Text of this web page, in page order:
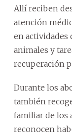
Allí reciben
atención
en actividades
animales y
recuperación
Durante los
también
familiar de los
reconocen